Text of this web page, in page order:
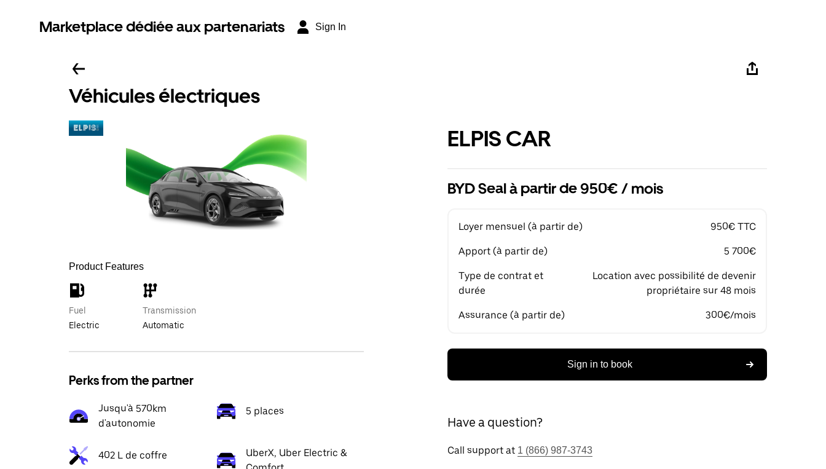
Marketplace dédiée aux partenariats Sign In
Véhicules électriques
Product Features
Fuel
Electric
Transmission
Automatic
Perks from the partner
Jusqu'à 570km
d'autonomie
5 places
402 L de coffre
UberX, Uber Electric &
ELPIS CAR
BYD Seal à partir de 950€ / mois
Loyer mensuel (à partir de) 950€ TTC
Apport (à partir de) 5 700€
Type de contrat et
durée
Location avec possibilité de devenir
propriétaire sur 48 mois
Assurance (à partir de) 300€/mois
Sign in to book
Have a question?
Call support at 1 (866) 987-3743